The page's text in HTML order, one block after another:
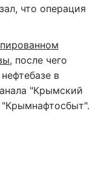
что операция
, после чего
в
"Крымский
"Крымнафтосбыт".